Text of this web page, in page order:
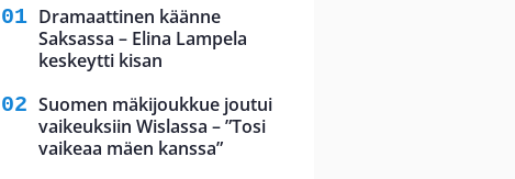
Dramaattinen käänne
Saksassa – Elina Lampela
keskeytti kisan
Suomen mäkijoukkue joutui
vaikeuksiin Wislassa – ”Tosi
vaikeaa mäen kanssa”